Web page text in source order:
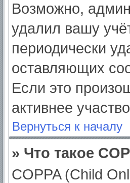
Возможно,
удалил вашу
периодически
оставляющих
Если это
активнее
Вернуться к началу
» Что такое
COPPA (Child